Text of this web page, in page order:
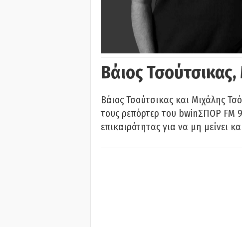
Βάιος
Βάιος Τσούτσικας και Μιχάλης
τους ρεπόρτερ του bwinΣΠΟΡ FM
επικαιρότητας για να μη μείνει